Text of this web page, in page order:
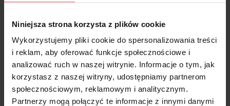
Niniejsza strona korzysta z plików cookie
Wykorzystujemy pliki cookie do spersonalizowania treści
i reklam, aby oferować funkcje społecznościowe i
analizować ruch w naszej witrynie. Informacje o tym, jak
korzystasz z naszej witryny, udostępniamy partnerom
społecznościowym, reklamowym i analitycznym.
Partnerzy mogą połączyć te informacje z innymi danymi
Bardzo przystępne ceny i duży wybór sportowych
samochodów. Polecili mi Was znajomi i nie żałuję.
Znalazłam super prezent!